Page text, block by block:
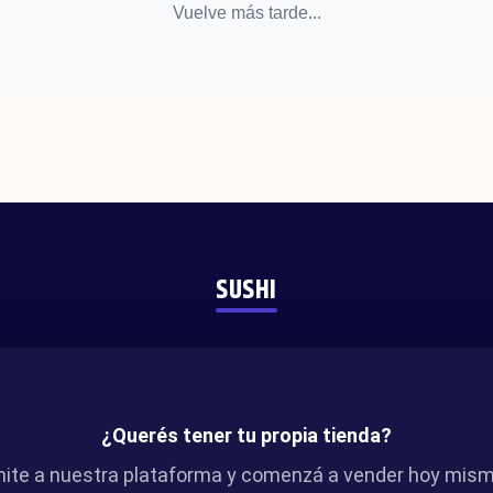
Vuelve más tarde...
SUSHI
¿Querés tener tu propia tienda?
a nuestra plataforma y comenzá a vender hoy